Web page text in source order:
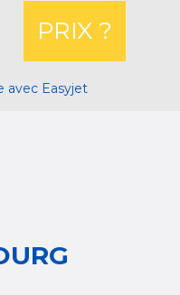
PRIX ?
avec Easyjet